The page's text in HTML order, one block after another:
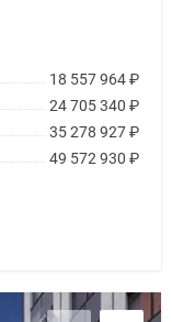
18 557 964₽
24 705 340 ₽
35 278 927₽
49 572 930 ₽